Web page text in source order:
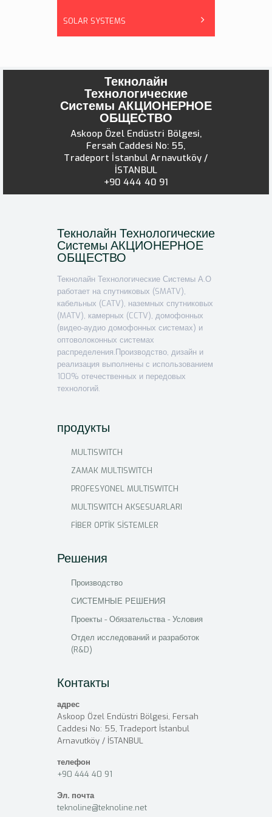
SOLAR SYSTEMS
Текнолайн
Технологические
Системы АКЦИОНЕРНОЕ
ОБЩЕСТВО
Askoop Özel Endüstri Bölgesi,
Fersah Caddesi No: 55,
Tradeport İstanbul Arnavutköy /
İSTANBUL
+90 444 40 91
Текнолайн Технологические
Системы АКЦИОНЕРНОЕ
ОБЩЕСТВО
Текнолайн Технологические Системы А.О
работает на спутниковых (SMATV),
кабельных (CATV), наземных спутниковых
(MATV), камерных (CCTV), домофонных
(видео-аудио домофонных системах) и
оптоволоконных системах
распределения.Производство, дизайн и
реализация выполнены с использованием
100% отечественных и передовых
технологий.
продукты
MULTISWITCH
ZAMAK MULTISWITCH
PROFESYONEL MULTISWITCH
MULTISWITCH AKSESUARLARI
FİBER OPTİK SİSTEMLER
Решения
Производство
СИСТЕМНЫЕ РЕШЕНИЯ
Проекты - Обязательства - Условия
Отдел исследований и разработок
(R&D)
Контакты
адрес
Askoop Özel Endüstri Bölgesi, Fersah
Caddesi No: 55, Tradeport İstanbul
Arnavutköy / İSTANBUL
телефон
+90 444 40 91
Эл. почта
teknoline@teknoline.net